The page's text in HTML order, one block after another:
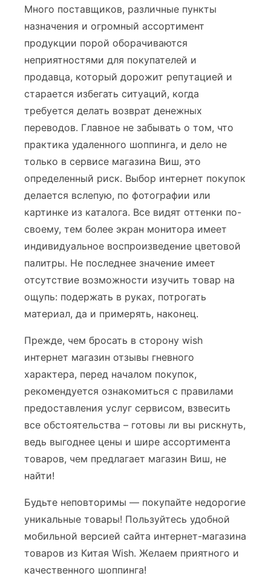
Много поставщиков, различные пункты
назначения и огромный ассортимент
продукции порой оборачиваются
неприятностями для покупателей и
продавца, который дорожит репутацией и
старается избегать ситуаций, когда
требуется делать возврат денежных
переводов. Главное не забывать о том, что
практика удаленного шоппинга, и дело не
только в сервисе магазина Виш, это
определенный риск. Выбор интернет покупок
делается вслепую, по фотографии или
картинке из каталога. Все видят оттенки по-
своему, тем более экран монитора имеет
индивидуальное воспроизведение цветовой
палитры. Не последнее значение имеет
отсутствие возможности изучить товар на
ощупь: подержать в руках, потрогать
материал, да и примерять, наконец.
Прежде, чем бросать в сторону wish
интернет магазин отзывы гневного
характера, перед началом покупок,
рекомендуется ознакомиться с правилами
предоставления услуг сервисом, взвесить
все обстоятельства – готовы ли вы рискнуть,
ведь выгоднее цены и шире ассортимента
товаров, чем предлагает магазин Виш, не
найти!
Будьте неповторимы — покупайте недорогие
уникальные товары! Пользуйтесь удобной
мобильной версией сайта интернет-магазина
товаров из Китая Wish. Желаем приятного и
качественного шоппинга!